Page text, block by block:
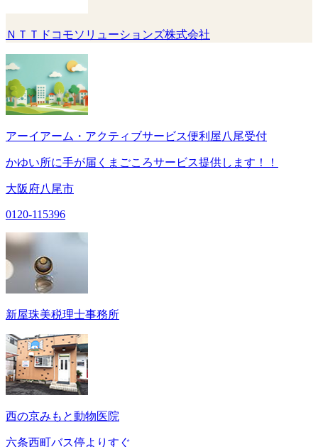
ＮＴＴドコモソリューションズ株式会社
アーイアーム・アクティブサービス便利屋八尾受付
かゆい所に手が届くまごころサービス提供します！！
大阪府八尾市
0120-115396
新屋珠美税理士事務所
西の京みもと動物医院
六条西町バス停よりすぐ